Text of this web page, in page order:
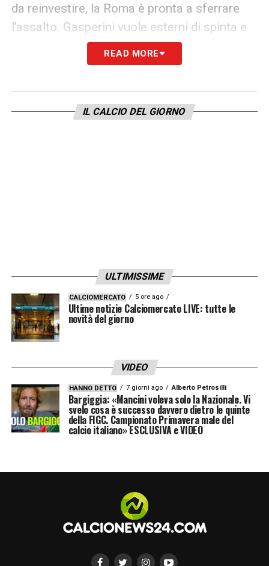
da reinvestire, la Roma è pronta a sferrare
l’assalto. Gasperini vuole esterni di spinta e
affidabili: la fascia destra sarà uno dei settori
chiave del nuovo progetto giallorosso.
LA PLAYLIST DELLE NOSTRE TOP NEWS
READ MORE
IL CALCIO DEL GIORNO
ULTIMISSIME
CALCIOMERCATO 5 ore ago
Ultime notizie Calciomercato LIVE: tutte le
novità del giorno
VIDEO
HANNO DETTO 7 giorni ago Alberto Petrosilli
Bargiggia: «Mancini voleva solo la Nazionale. Vi
svelo cosa è successo davvero dietro le quinte
della FIGC. Campionato Primavera male del
calcio italiano» ESCLUSIVA e VIDEO